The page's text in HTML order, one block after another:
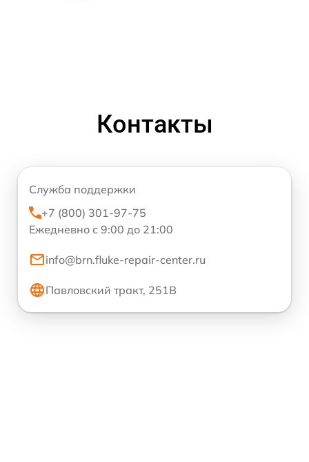
Контакты
Служба поддержки
+7 (800) 301-97-75
Ежедневно с 9:00 до 21:00
info@brn.fluke-repair-center.ru
Павловский тракт, 251В